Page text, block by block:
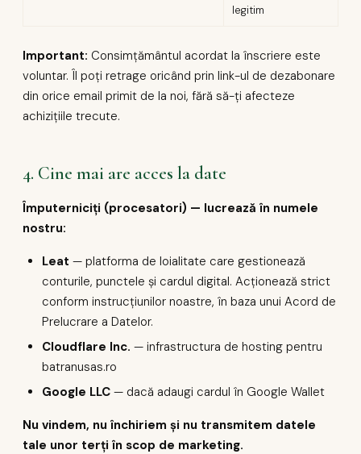
legitim
Important: Consimțământul acordat la înscriere este
voluntar. Îl poți retrage oricând prin link-ul de dezabonare
din orice email primit de la noi, fără să-ți afecteze
achizițiile trecute.
4. Cine mai are acces la date
Împuterniciți (procesatori) — lucrează în numele
nostru:
Leat — platforma de loialitate care gestionează
conturile, punctele și cardul digital. Acționează strict
conform instrucțiunilor noastre, în baza unui Acord de
Prelucrare a Datelor.
Cloudflare Inc. — infrastructura de hosting pentru
batranusas.ro
Google LLC — dacă adaugi cardul în Google Wallet
Nu vindem, nu închiriem și nu transmitem datele
tale unor terți în scop de marketing.